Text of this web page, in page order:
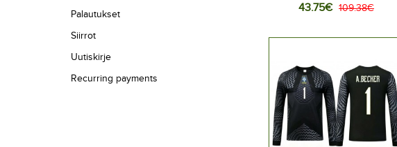
Palautukset
Siirrot
Uutiskirje
Recurring payments
Kotipeliasu MM-kisat 2026
housut)
43.75€ 109.38€